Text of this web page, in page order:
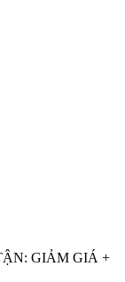
GIẢM GIÁ +